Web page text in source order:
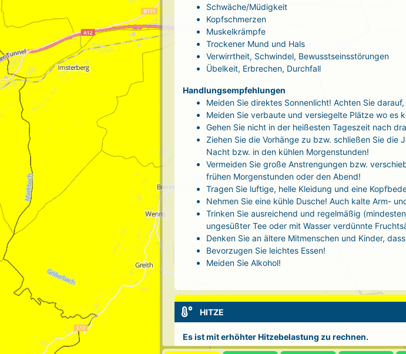
Schwäche/Müdigkeit
Kopfschmerzen
Muskelkrämpfe
Trockener Mund und Hals
Verwirrtheit, Schwindel, Bewusstseinsstörungen
Übelkeit, Erbrechen, Durchfall
Handlungsempfehlungen
Meiden Sie direktes Sonnenlicht! Achten Sie
Meiden Sie verbaute und versiegelte Plätze wo es
Gehen Sie nicht in der heißesten Tageszeit nach
Ziehen Sie die Vorhänge zu bzw. schließen Sie die
Nacht bzw. in den kühlen Morgenstunden!
Vermeiden Sie große Anstrengungen bzw.
frühen Morgenstunden oder den Abend!
Tragen Sie luftige, helle Kleidung und eine
Nehmen Sie eine kühle Dusche! Auch kalte Arm-
Trinken Sie ausreichend und regelmäßig
ungesüßter Tee oder mit Wasser verdünnte
Denken Sie an ältere Mitmenschen und Kinder,
Bevorzugen Sie leichtes Essen!
Meiden Sie Alkohol!
HITZE
Es ist mit erhöhter Hitzebelastung zu rechnen.